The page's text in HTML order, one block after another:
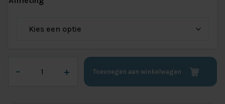
–
Jersey
+ Toevoegen aan winkelwagen